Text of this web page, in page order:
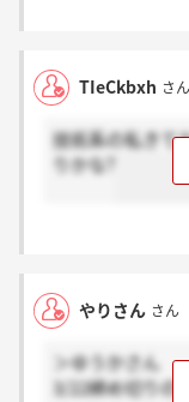
TIeCkbxh さん
技術系の私きて
りかな?
やりさん さん
＞ゆうかさん
3/22締め切りの